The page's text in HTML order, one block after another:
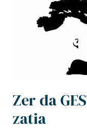
Zer da
zatia